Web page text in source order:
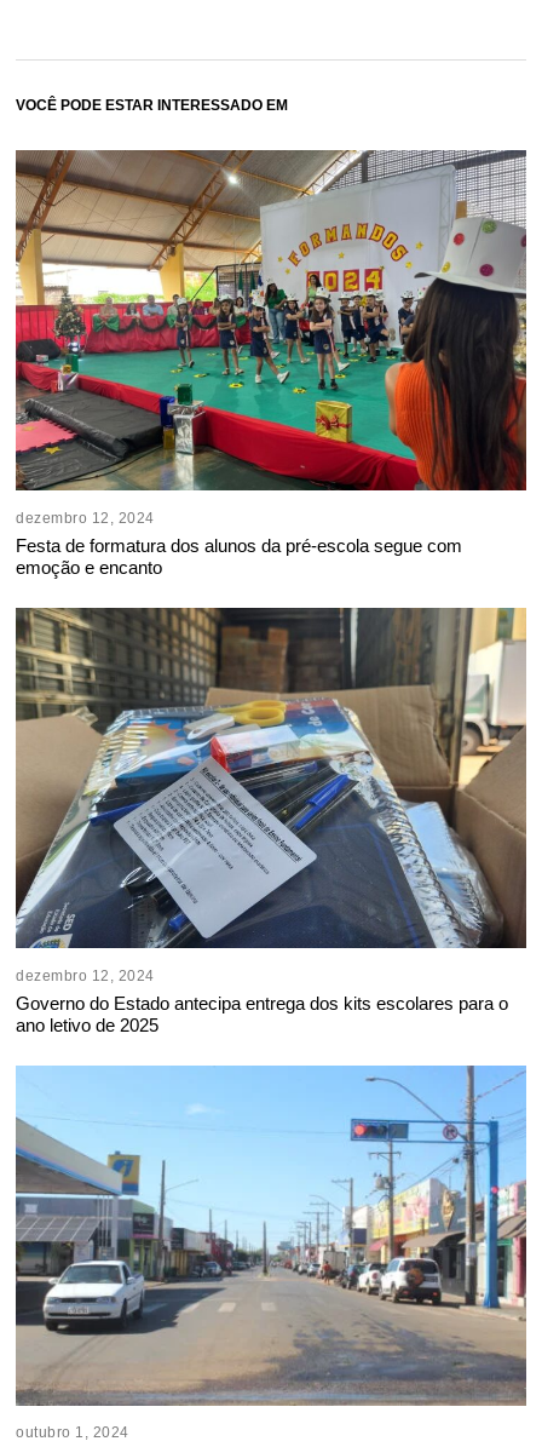
VOCÊ PODE ESTAR INTERESSADO EM
dezembro 12, 2024
Festa de formatura dos alunos da pré-escola segue com
emoção e encanto
dezembro 12, 2024
Governo do Estado antecipa entrega dos kits escolares para o
ano letivo de 2025
outubro 1, 2024